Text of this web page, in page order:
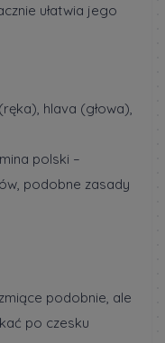
ułatwia jego
hlava (głowa),
polski –
podobne zasady
podobnie, ale
po czesku